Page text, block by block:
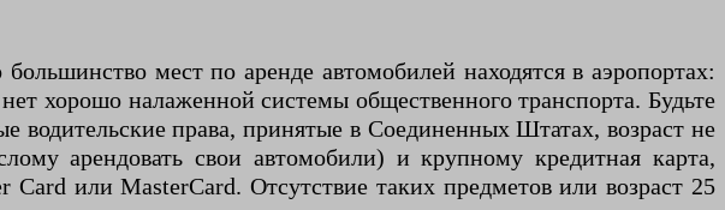
мест по аренде автомобилей находятся в аэропортах:
хорошо налаженной системы общественного транспорта. Будьте
водительские права, принятые в Соединенных Штатах, возраст не
арендовать свои автомобили) и крупному кредитная карта,
или MasterCard. Отсутствие таких предметов или возраст 25